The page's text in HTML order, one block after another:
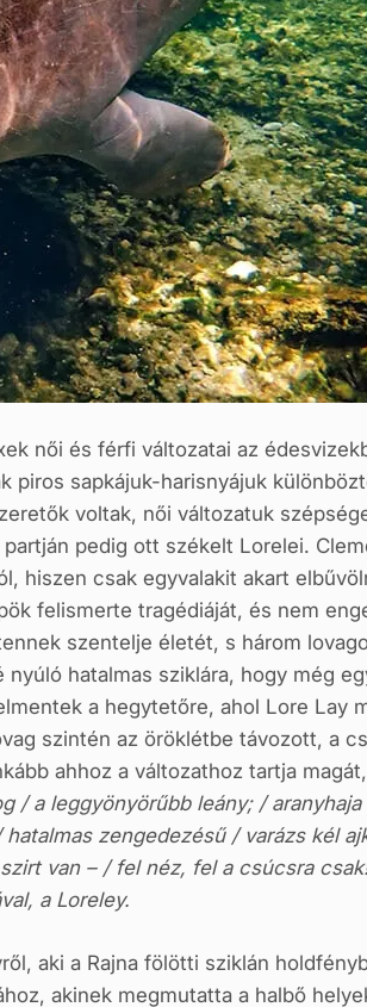
női és férfi változatai az
sapkájuk-harisnyájuk
voltak, női változatuk
pedig ott székelt Lorelei.
hiszen csak egyvalakit akart
felismerte tragédiáját, és nem
szentelje életét, s három
hatalmas sziklára, hogy még
a hegytetőre, ahol Lore Lay
szintén az öröklétbe távozott, a
ahhoz a változathoz tartja
/ a leggyönyörűbb leány; /
zengedezésű / varázs kél
van – / fel néz, fel a csúcsra
a Loreley.
aki a Rajna fölötti sziklán
akinek megmutatta a halbő